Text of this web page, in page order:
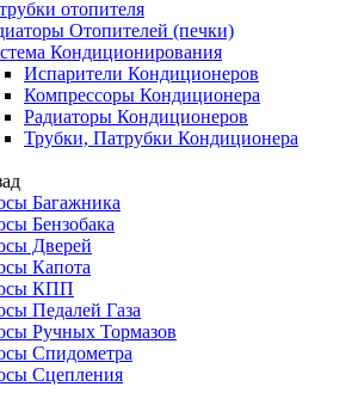
отопителя
Отопителей (печки)
Кондиционирования
Испарители Кондиционеров
Компрессоры Кондиционера
Радиаторы Кондиционеров
Трубки, Патрубки Кондиционера
Багажника
Бензобака
Дверей
Капота
КПП
Педалей Газа
Ручных Тормазов
Спидометра
Сцепления